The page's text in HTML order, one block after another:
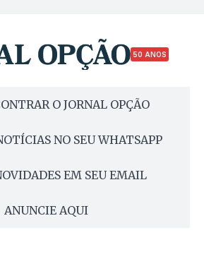
50 ANOS
O JORNAL OPÇÃO
NO SEU WHATSAPP
EM SEU EMAIL
ANUNCIE AQUI